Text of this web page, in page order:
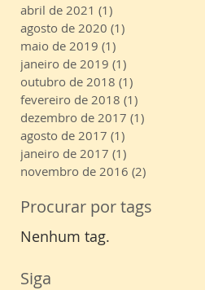
abril de 2021 (1)
agosto de 2020 (1)
maio de 2019 (1)
janeiro de 2019 (1)
outubro de 2018 (1)
fevereiro de 2018 (1)
dezembro de 2017 (1)
agosto de 2017 (1)
janeiro de 2017 (1)
novembro de 2016 (2)
Procurar por tags
Nenhum tag.
Siga